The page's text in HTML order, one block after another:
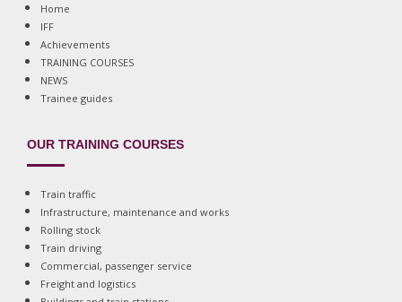
Home
IFF
Achievements
TRAINING COURSES
NEWS
Trainee guides
OUR TRAINING COURSES
Train traffic
Infrastructure, maintenance and works
Rolling stock
Train driving
Commercial, passenger service
Freight and logistics